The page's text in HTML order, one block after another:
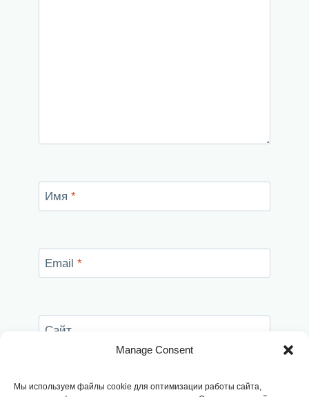
Manage Consent
Мы используем файлы cookie для оптимизации работы сайта,
Имя *
Email *
Сайт
этом браузере для последующих моих